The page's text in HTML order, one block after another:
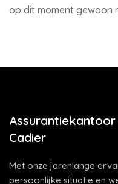
op dit moment gewoon
Cadier
Met onze jarenlange
persoonlijke situatie en